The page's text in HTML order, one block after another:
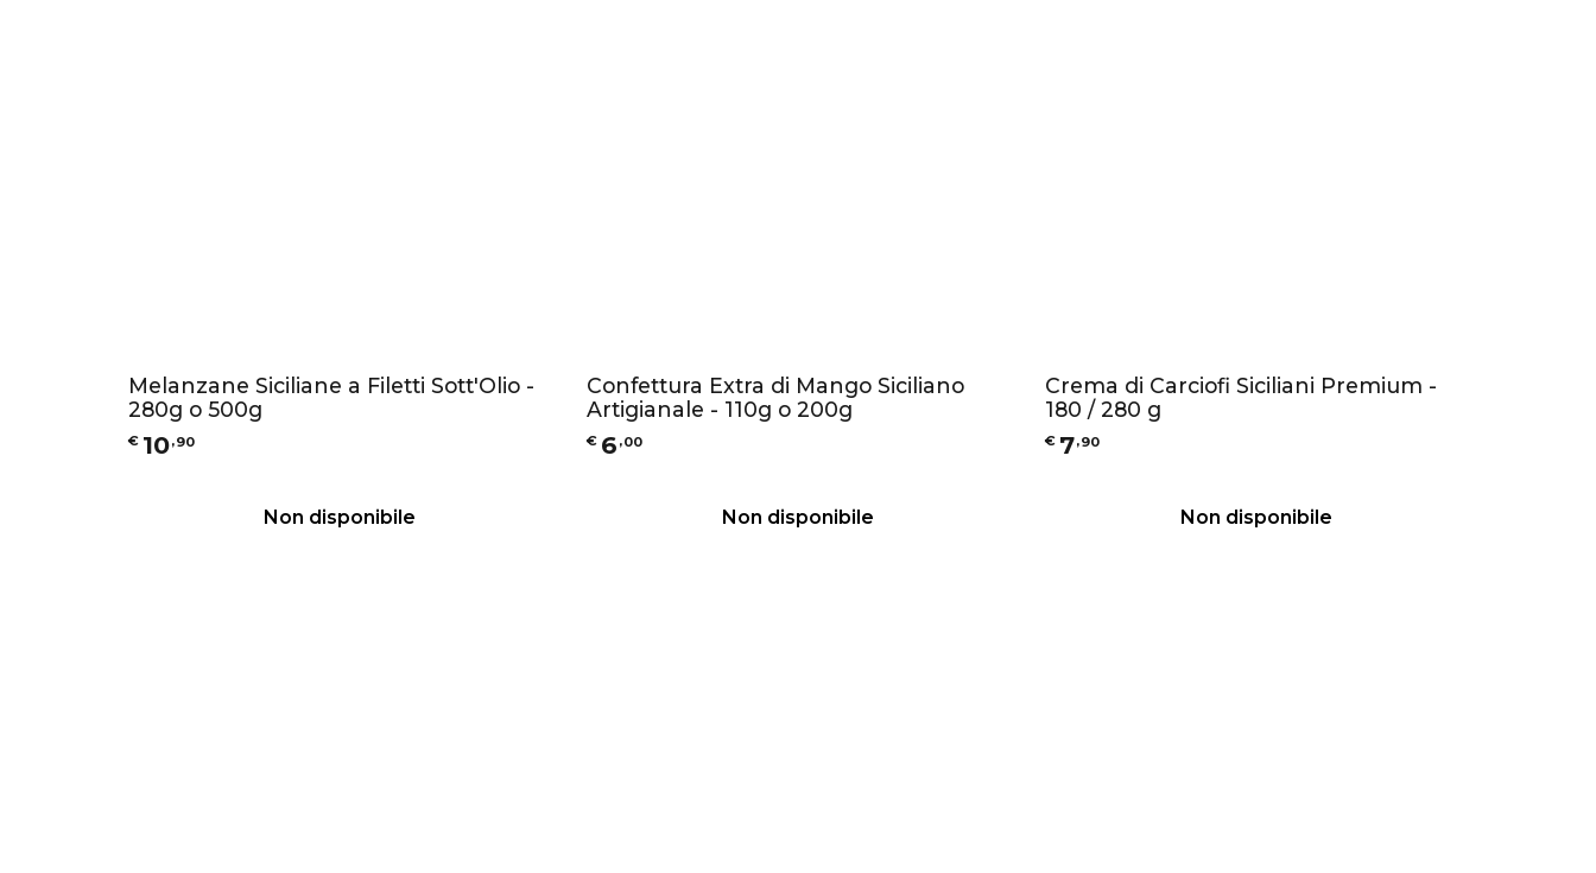
Melanzane Siciliane a Filetti Sott'Olio -
280g o 500g
€ 10,90
Confettura Extra di Mango Siciliano
Artigianale - 110g o 200g
€ 6 ,00
Crema di Carciofi Siciliani Premium -
180 / 280 g
€ 7,90
Non disponibile Non disponibile Non disponibile